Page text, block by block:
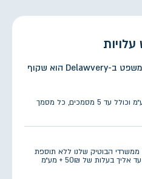
עלויות
המחיר לביצוע אפוסטיל בית משפט ב-Delawvery הוא שקוף
מחיר השירות מתחיל ב-100₪ + מע״מ וכולל עד 5 מסמכים, כל מסמך
ממשרדי הבוטיק שלנו ללא תוספת
תשלום או לבחור בשליחות מהירה עד אליך בעלות של 50₪ + מע״מ